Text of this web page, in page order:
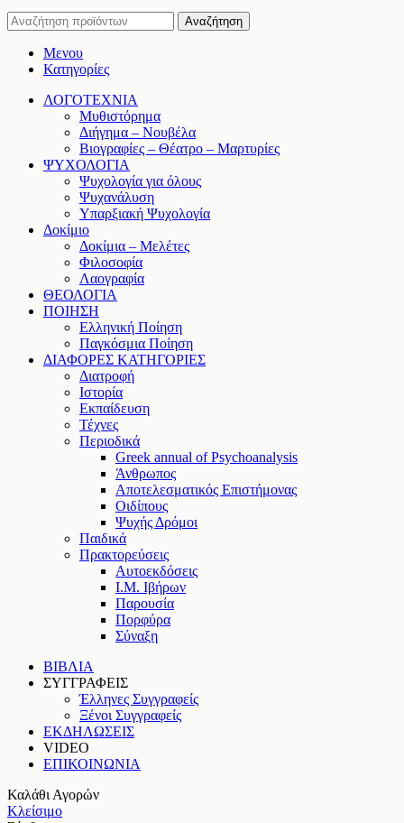
Αναζήτηση
Μενου
Κατηγορίες
ΛΟΓΟΤΕΧΝΙΑ
Μυθιστόρημα
Διήγημα – Νουβέλα
Βιογραφίες – Θέατρο – Μαρτυρίες
ΨΥΧΟΛΟΓΙΑ
Ψυχολογία για όλους
Ψυχανάλυση
Υπαρξιακή Ψυχολογία
Δοκίμιο
Δοκίμια – Μελέτες
Φιλοσοφία
Λαογραφία
ΘΕΟΛΟΓΙΑ
ΠΟΙΗΣΗ
Ελληνική Ποίηση
Παγκόσμια Ποίηση
ΔΙΑΦΟΡΕΣ ΚΑΤΗΓΟΡΙΕΣ
Διατροφή
Ιστορία
Εκπαίδευση
Τέχνες
Περιοδικά
Greek annual of Psychoanalysis
Άνθρωπος
Αποτελεσματικός Επιστήμονας
Οιδίπους
Ψυχής Δρόμοι
Παιδικά
Πρακτoρεύσεις
Αυτοεκδόσεις
Ι.Μ. Ιβήρων
Παρουσία
Πορφύρα
Σύναξη
ΒΙΒΛΙΑ
ΣΥΓΓΡΑΦΕΙΣ
Έλληνες Συγγραφείς
Ξένοι Συγγραφείς
ΕΚΔΗΛΩΣΕΙΣ
VIDEO
ΕΠΙΚΟΙΝΩΝΙΑ
Καλάθι Αγορών
Κλείσιμο